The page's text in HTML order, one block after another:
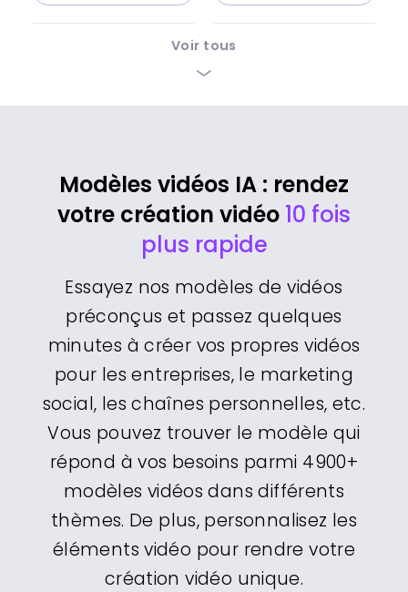
Voir tous
Modèles vidéos IA : rendez
votre création vidéo 10 fois
plus rapide
Essayez nos modèles de vidéos
préconçus et passez quelques
minutes à créer vos propres vidéos
pour les entreprises, le marketing
social, les chaînes personnelles, etc.
Vous pouvez trouver le modèle qui
répond à vos besoins parmi 4900+
modèles vidéos dans différents
thèmes. De plus, personnalisez les
éléments vidéo pour rendre votre
création vidéo unique.